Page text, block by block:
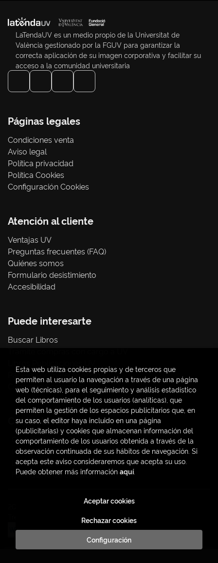
LaTendaUV es un medio propio de la Universitat de
València gestionado por la FGUV para garantizar la
correcta aplicación de su imagen corporativa y facilitar su
acceso a la comunidad universitaria
Páginas legales
Condiciones venta
Aviso legal
Política privacidad
Política Cookies
Configuración Cookies
Atención al cliente
Ventajas UV
Preguntas frecuentes (FAQ)
Quiénes somos
Formulario desistimiento
Accesibilidad
Puede interesarte
Buscar Libros
Papelería / material oficina
Consumo Sostenible
Contacto
C/ Amadeo de Saboya, 4
(+34) 963828968
latendauv@fundacio.es
Formulario de contacto
. Todos los Derechos Reservados |
Esta web utiliza cookies propias y de terceros que
permiten al usuario la navegación a través de una página
web (técnicas), para el seguimiento y análisis estadístico
del comportamiento de los usuarios (analíticas), que
permiten la gestión de los espacios publicitarios que, en
su caso, el editor haya incluido en una página
(publicitarias) y cookies que almacenan información del
comportamiento de los usuarios obtenida a través de la
observación continuada de sus hábitos de navegación. Si
acepta este aviso consideraremos que acepta su uso.
Puede obtener más información aquí.
Configuración
Rechazar cookies
Aceptar cookies